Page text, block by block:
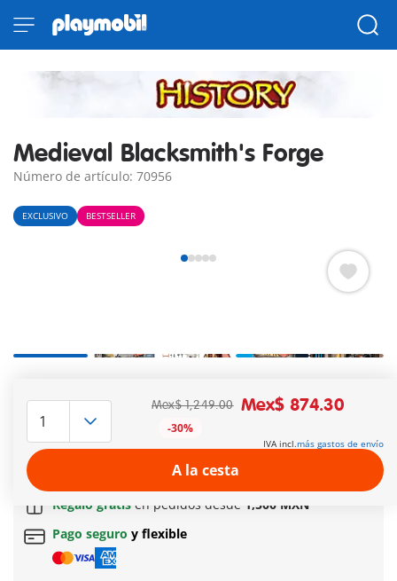
Medieval Blacksmith's Forge
Número de artículo: 70956
EXCLUSIVO BESTSELLER
yunque y muchos extras.
Más información
Entrega rápida:3 a 5 días hábiles!
en pedidos a partir de
Regalo gratis en pedidos desde 1,500 MXN
Pago seguro y flexible
Mex$ 1,249.00 Mex$ 874.30
-30%
IVA incl.más gastos de envío
A la cesta